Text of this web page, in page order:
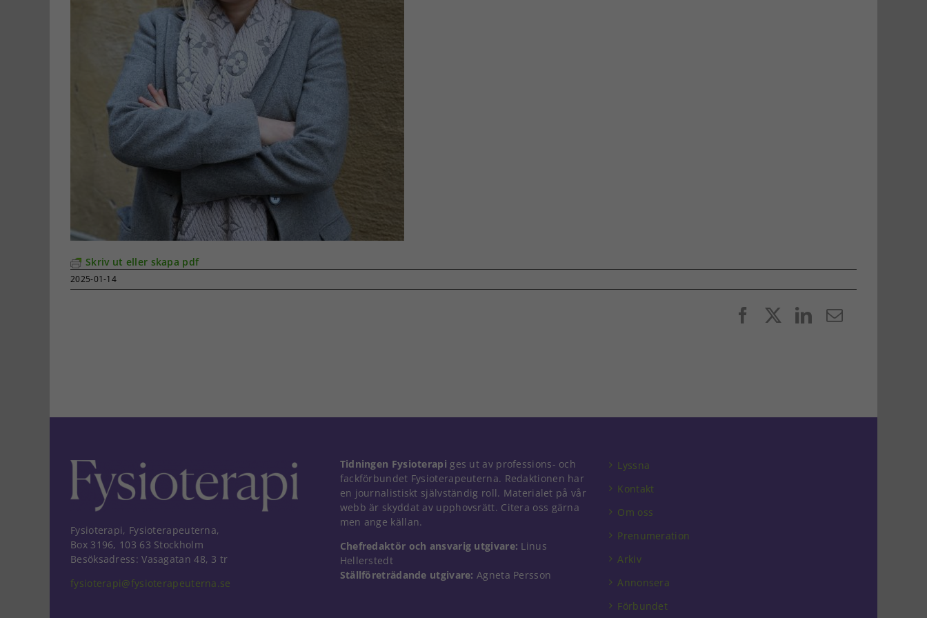
Skriv ut eller skapa pdf
2025-01-14
FacebookLinkedIn
E-
Fysioterapi, Fysioterapeuterna,
Box 3196, 103 63 Stockholm
Besöksadress: Vasagatan 48, 3 tr
fysioterapi@fysioterapeuterna.se
Tidningen Fysioterapi ges ut av professions- och
fackförbundet Fysioterapeuterna. Redaktionen har
en journalistiskt självständig roll. Materialet på vår
webb är skyddat av upphovsrätt. Citera oss gärna
men ange källan.
Chefredaktör och ansvarig utgivare: Linus
Hellerstedt
Ställföreträdande utgivare: Agneta Persson
Lyssna
Kontakt
Om oss
Prenumeration
Arkiv
Annonsera
Förbundet
Nödvändiga
Dessa kakor
går inte att
välja bort. De
behövs för
taget ska